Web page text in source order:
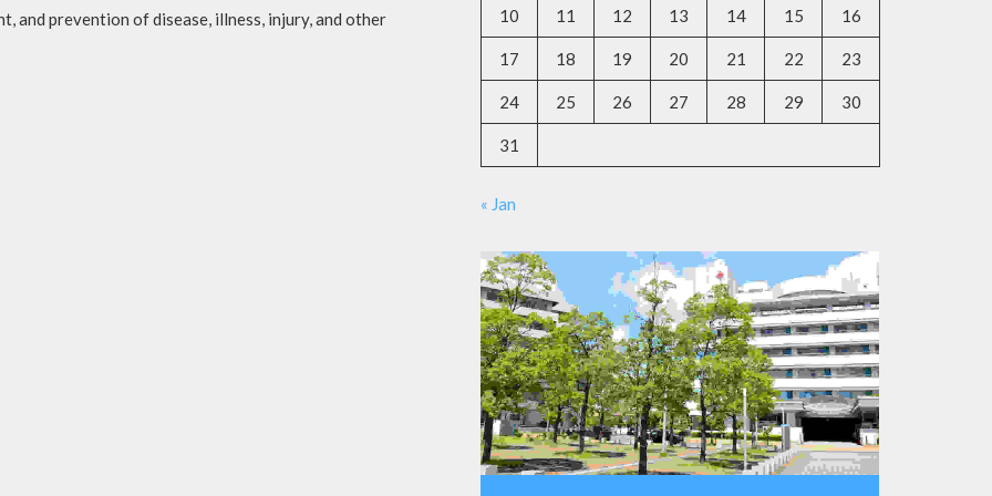
and prevention of disease, illness, injury, and other 10 11 12 13 14 15 16
17 18 19 20 21 22 23
24 25 26 27 28 29 30
31
« Jan